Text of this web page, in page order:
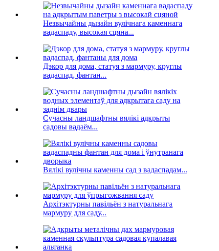
Незвычайны дызайн вулічнага каменнага
вадаспаду, высокая сцяна...
Дэкор для дома, статуя з мармуру, круглы
вадаспад, фантан...
Сучасны ландшафтны вялікі адкрыты
садовы вадаём...
Вялікі вулічны каменны сад з вадаспадам...
Архітэктурны павільён з натуральнага
мармуру для саду...